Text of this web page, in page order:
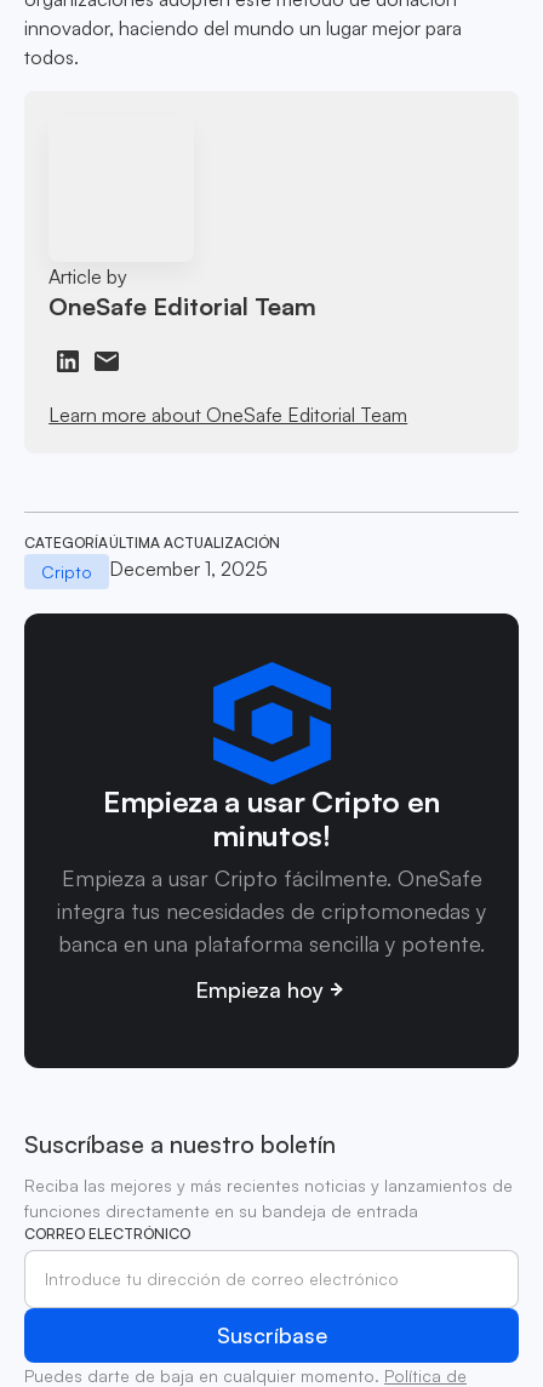
innovador, haciendo del mundo un lugar mejor para
todos.
Article by
OneSafe Editorial Team
Learn more about OneSafe Editorial Team
CATEGORÍA
Cripto
ÚLTIMA ACTUALIZACIÓN
December 1, 2025
Empieza a usar Cripto en
minutos!
Empieza a usar Cripto fácilmente. OneSafe
integra tus necesidades de criptomonedas y
banca en una plataforma sencilla y potente.
Empieza hoy
Suscríbase a nuestro boletín
Reciba las mejores y más recientes noticias y lanzamientos de
funciones directamente en su bandeja de entrada
CORREO ELECTRÓNICO
Puedes darte de baja en cualquier momento. Política de